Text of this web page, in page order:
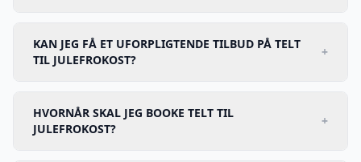
KAN JEG FÅ ET UFORPLIGTENDE TILBUD PÅ TELT
TIL JULEFROKOST?
+
HVORNÅR SKAL JEG BOOKE TELT TIL
JULEFROKOST?
+